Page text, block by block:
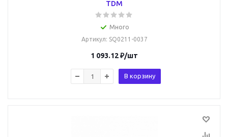
TDM
Много
Артикул: SQ0211-0037
1 093.12₽/шт
В корзину